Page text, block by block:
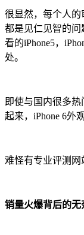
很显然，每个人
都是见仁见智的问
看的iPhone5，
处。
即使与国内很多
起来，iPhone 6外
难怪有专业评测网
销量火爆背后的无